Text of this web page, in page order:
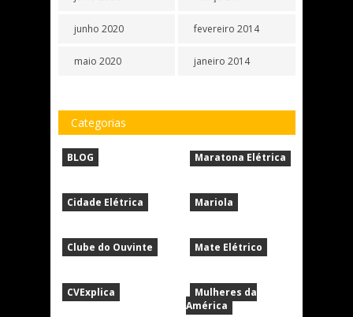
junho 2020
maio 2020
fevereiro 2014
janeiro 2014
Categorias
BLOG
Cidade Elétrica
Clube do Ouvinte
CVExplica
Maratona Elétrica
Mariola
Mate Elétrico
Mulheres da
América